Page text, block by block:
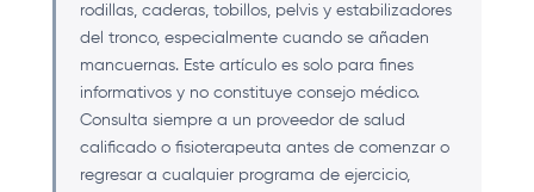
rodillas, caderas, tobillos, pelvis y estabilizadores
del tronco, especialmente cuando se añaden
mancuernas. Este artículo es solo para fines
informativos y no constituye consejo médico.
Consulta siempre a un proveedor de salud
calificado o fisioterapeuta antes de comenzar o
regresar a cualquier programa de ejercicio,